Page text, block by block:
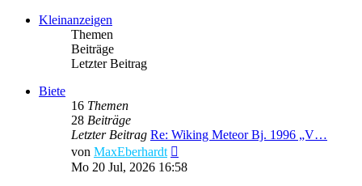
Kleinanzeigen
Themen
Beiträge
Letzter Beitrag
Biete
16 Themen
28 Beiträge
Letzter Beitrag Re: Wiking Meteor Bj. 1996 „V…
von MaxEberhardt
Beitrag
Mo 20 Jul, 2026 16:58